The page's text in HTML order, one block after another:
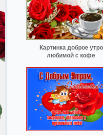
Картинка доброе утро
любимой с кофе